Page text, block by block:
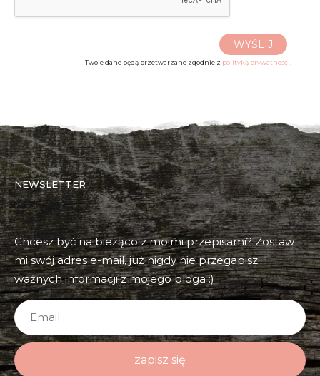
WYŚLIJ
Twoje dane będą przetwarzane zgodnie z polityką prywatności.
NEWSLETTER
Chcesz być na bieżąco z moimi przepisami? Zostaw
mi swój adres e-mail, już nigdy nie przegapisz
ważnych informacji z mojego bloga :)
zapisz się